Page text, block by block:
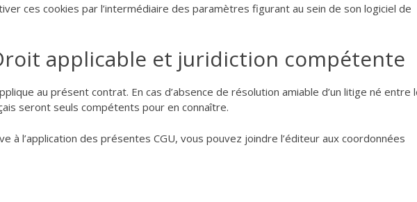
ces cookies par l’intermédiaire des paramètres figurant au sein de son logiciel de
applicable et juridiction compétente
au présent contrat. En cas d’absence de résolution amiable d’un litige né entre
seront seuls compétents pour en connaître.
à l’application des présentes CGU, vous pouvez joindre l’éditeur aux coordonnées